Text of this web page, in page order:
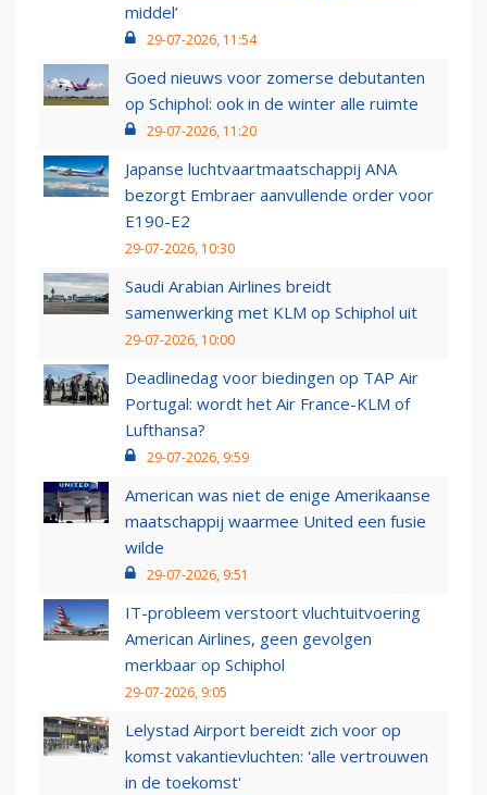
middel’
29-07-2026, 11:54
Goed nieuws voor zomerse debutanten
op Schiphol: ook in de winter alle ruimte
29-07-2026, 11:20
Japanse luchtvaartmaatschappij ANA
bezorgt Embraer aanvullende order voor
E190-E2
29-07-2026, 10:30
Saudi Arabian Airlines breidt
samenwerking met KLM op Schiphol uit
29-07-2026, 10:00
Deadlinedag voor biedingen op TAP Air
Portugal: wordt het Air France-KLM of
Lufthansa?
29-07-2026, 9:59
American was niet de enige Amerikaanse
maatschappij waarmee United een fusie
wilde
29-07-2026, 9:51
IT-probleem verstoort vluchtuitvoering
American Airlines, geen gevolgen
merkbaar op Schiphol
29-07-2026, 9:05
Lelystad Airport bereidt zich voor op
komst vakantievluchten: 'alle vertrouwen
in de toekomst'